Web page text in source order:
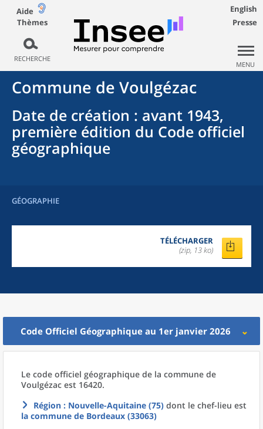
Aide
Thèmes
RECHERCHE
English
Presse
MENU
Commune de Voulgézac
Date de création : avant 1943,
première édition du Code officiel
géographique
GÉOGRAPHIE
TÉLÉCHARGER
(zip, 13 ko)
Code Officiel Géographique au 1er janvier 2026
Le code officiel géographique de la commune de
Voulgézac est 16420.
Région : Nouvelle-Aquitaine (75) dont le chef-lieu est
la commune de Bordeaux (33063)